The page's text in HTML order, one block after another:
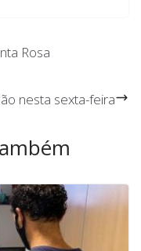
Rosa
nesta sexta-feira